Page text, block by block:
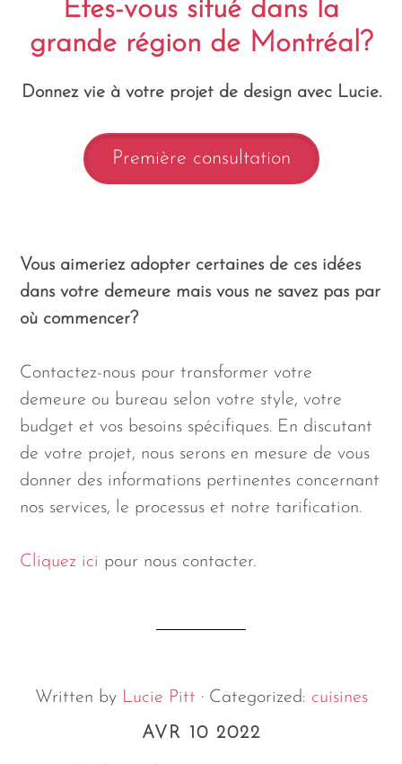
Êtes-vous situé dans la
grande région de Montréal?
Donnez vie à votre projet de design avec Lucie.
Première consultation
Vous aimeriez adopter certaines de ces idées
dans votre demeure mais vous ne savez pas par
où commencer?
Contactez-nous pour transformer votre
demeure ou bureau selon votre style, votre
budget et vos besoins spécifiques. En discutant
de votre projet, nous serons en mesure de vous
donner des informations pertinentes concernant
nos services, le processus et notre tarification.
Cliquez ici pour nous contacter.
Written by Lucie Pitt · Categorized: cuisines
AVR 10 2022